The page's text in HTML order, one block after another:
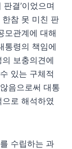
결’이었으며
참 못 미친 판
모관계에 대해
통령의 책임에
보충의견에
있는 구체적
음으로써 대통
로 해석하였
수립하는 과